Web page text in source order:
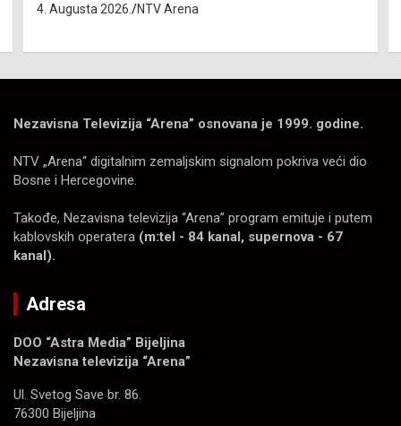
4. Augusta 2026. NTV Arena
Nezavisna Televizija “Arena” osnovana je 1999. godine.
NTV „Arena“ digitalnim zemaljskim signalom pokriva veći dio
Bosne i Hercegovine.
Takođe, Nezavisna televizija “Arena” program emituje i putem
kablovskih operatera (m:tel - 84 kanal, supernova - 67
kanal).
Adresa
DOO “Astra Media” Bijeljina
Nezavisna televizija “Arena”
Ul. Svetog Save br. 86.
76300 Bijeljina